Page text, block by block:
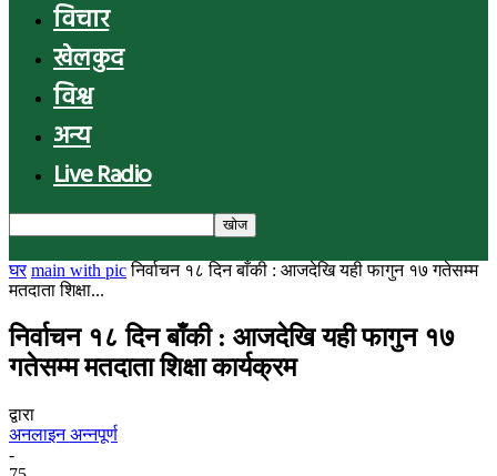
विचार
खेलकुद
विश्व
अन्य
Live Radio
घर main with pic निर्वाचन १८ दिन बाँकी : आजदेखि यही फागुन १७ गतेसम्म
मतदाता शिक्षा...
निर्वाचन १८ दिन बाँकी : आजदेखि यही फागुन १७
गतेसम्म मतदाता शिक्षा कार्यक्रम
द्वारा
अनलाइन अन्नपूर्ण
-